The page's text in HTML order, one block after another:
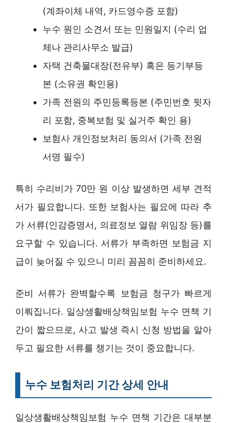
(계좌이체 내역, 카드영수증 포함)
누수 원인 소견서 또는 민원일지 (수리 업
체나 관리사무소 발급)
자택 건축물대장(전유부) 혹은 등기부등
본 (소유권 확인용)
가족 전원의 주민등록등본 (주민번호 뒷자
리 포함, 중복보험 및 실거주 확인 용)
보험사 개인정보처리 동의서 (가족 전원
서명 필수)
특히 수리비가 70만 원 이상 발생하면 세부 견적
서가 필요합니다. 또한 보험사는 필요에 따라 추
가 서류(인감증명서, 의료정보 열람 위임장 등)를
요구할 수 있습니다. 서류가 부족하면 보험금 지
급이 늦어질 수 있으니 미리 꼼꼼히 준비하세요.
준비 서류가 완벽할수록 보험금 청구가 빠르게
이뤄집니다. 일상생활배상책임보험 누수 면책 기
간이 짧으므로, 사고 발생 즉시 신청 방법을 알아
두고 필요한 서류를 챙기는 것이 중요합니다.
누수 보험처리 기간 상세 안내
일상생활배상책임보험 누수 면책 기간은 대부분